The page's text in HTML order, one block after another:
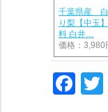
千葉県産
り梨【中玉
料 白井…
価格：3,980